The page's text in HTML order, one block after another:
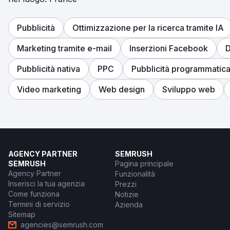
Vai alla pagina agenzia
Pubblicità
Ottimizzazione per la ricerca tramite IA
Marketing tramite e-mail
Inserzioni Facebook
Pubblicità nativa
PPC
Pubblicità programmatica
Video marketing
Web design Sviluppo web
AGENCY PARTNER
SEMRUSH
Agency Partner
Inserisci la tua agenzia
Come funziona
Termini di servizio
Sitemap
agencies@semrush.com
SEMRUSH
Pagina principale
Funzionalità
Prezzi
Notizie
Azienda